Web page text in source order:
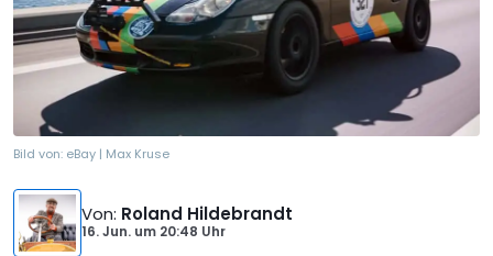
Bild von: eBay | Max Kruse
Von: Roland Hildebrandt
16. Jun. um 20:48 Uhr